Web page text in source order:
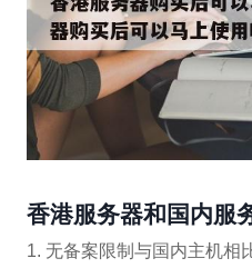
香港服务器和国内服
1. 无备案限制与国内主机相